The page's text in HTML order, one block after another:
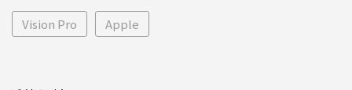
Vision Pro Apple